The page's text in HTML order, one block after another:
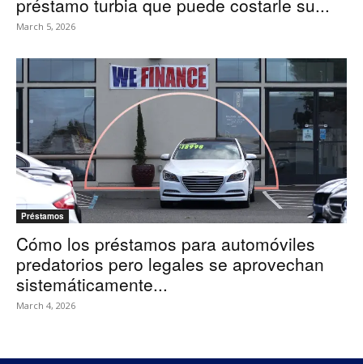
préstamo turbia que puede costarle su...
March 5, 2026
Préstamos
Cómo los préstamos para automóviles
predatorios pero legales se aprovechan
sistemáticamente...
March 4, 2026